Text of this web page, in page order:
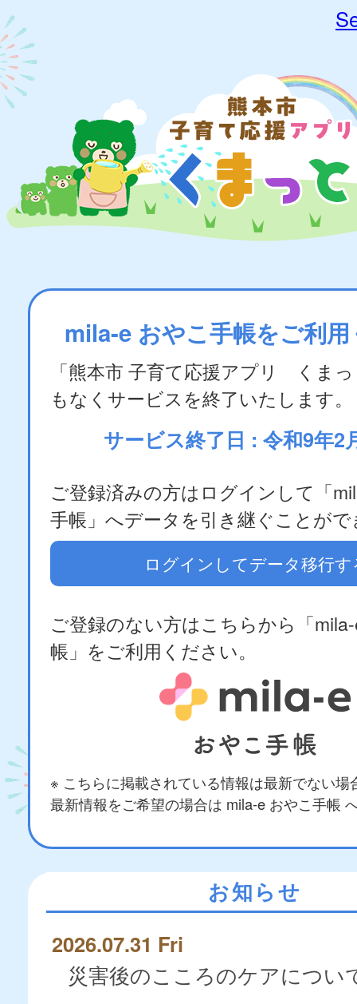
mila-e おやこ手帳をご利
「熊本市 子育て応援アプリ くま
もなくサービスを終了いたします。
サービス終了日 : 令和9年2
ご登録済みの方はログインして「
手帳」へデータを引き継ぐことが
ログインしてデータ移行す
ご登録のない方はこちらから「
帳」をご利用ください。
※ こちらに掲載されている情報は最新でない場
最新情報をご希望の場合は mila-e おやこ手帳
お知らせ
2026.07.31 Fri
災害後のこころのケアについ